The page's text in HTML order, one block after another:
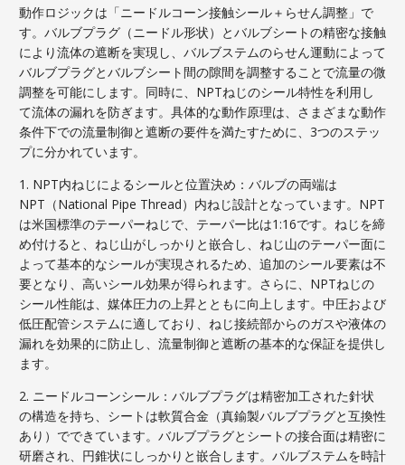
動作ロジックは「ニードルコーン接触シール＋らせん調整」で
す。バルブプラグ（ニードル形状）とバルブシートの精密な接触
により流体の遮断を実現し、バルブステムのらせん運動によって
バルブプラグとバルブシート間の隙間を調整することで流量の微
調整を可能にします。同時に、NPTねじのシール特性を利用し
て流体の漏れを防ぎます。具体的な動作原理は、さまざまな動作
条件下での流量制御と遮断の要件を満たすために、3つのステッ
プに分かれています。
1. NPT内ねじによるシールと位置決め：バルブの両端は
NPT（National Pipe Thread）内ねじ設計となっています。NPT
は米国標準のテーパーねじで、テーパー比は1:16です。ねじを締
め付けると、ねじ山がしっかりと嵌合し、ねじ山のテーパー面に
よって基本的なシールが実現されるため、追加のシール要素は不
要となり、高いシール効果が得られます。さらに、NPTねじの
シール性能は、媒体圧力の上昇とともに向上します。中圧および
低圧配管システムに適しており、ねじ接続部からのガスや液体の
漏れを効果的に防止し、流量制御と遮断の基本的な保証を提供し
ます。
2. ニードルコーンシール：バルブプラグは精密加工された針状
の構造を持ち、シートは軟質合金（真鍮製バルブプラグと互換性
あり）でできています。バルブプラグとシートの接合面は精密に
研磨され、円錐状にしっかりと嵌合します。バルブステムを時計